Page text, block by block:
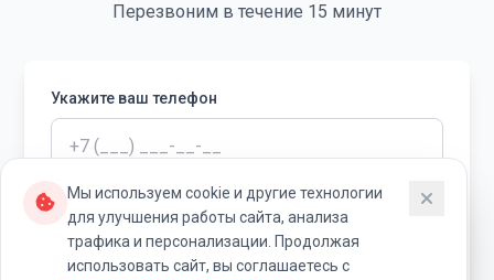
Перезвоним в течение 15 минут
Укажите ваш телефон
В течение 15 минут вам перезвонит специалист
«Ровный Ход» для уточнения деталей заявки.
Я согласен на обработку персональных данных
Мы используем cookie и другие технологии
для улучшения работы сайта, анализа
трафика и персонализации. Продолжая
использовать сайт, вы соглашаетесь с